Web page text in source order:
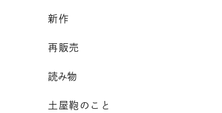
新作
再販売
読み物
土屋鞄のこと